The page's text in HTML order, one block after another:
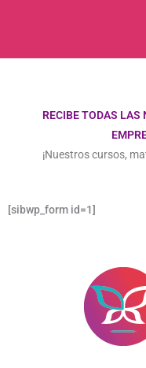
RECIBE TODAS LAS
¡Nuestros cursos,
[sibwp_form id=1]